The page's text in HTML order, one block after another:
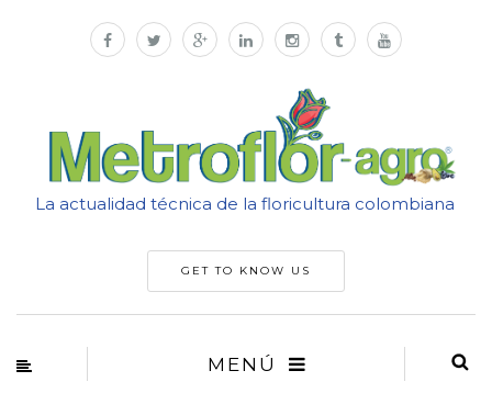
La actualidad técnica de la floricultura colombiana
GET TO KNOW US
MENÚ